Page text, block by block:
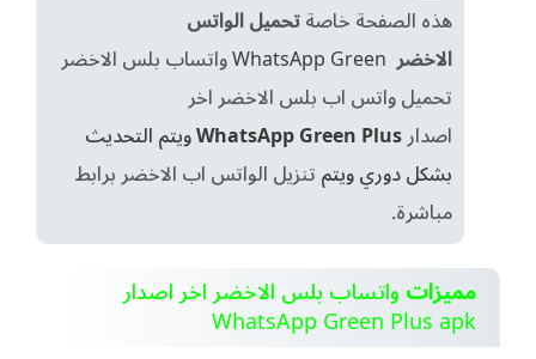
هذه الصفحة خاصةتحميل الواتس
الاخضر WhatsApp Greenواتساب بلس الاخضر
تحميل واتس اب بلس الاخضر اخر
اصدارWhatsApp Green Plusويتم التحديث
بشكل دوري ويتمتنزيل الواتس اب الاخضر برابط
مباشرة.
مميزاتواتساب بلس الاخضر اخر اصدار
WhatsApp Green Plus apk